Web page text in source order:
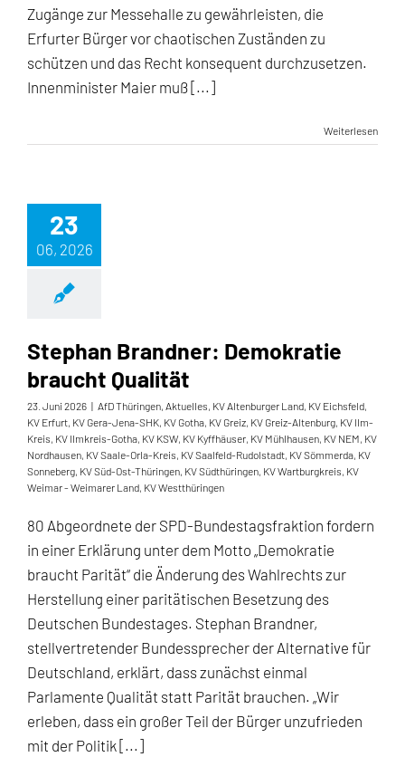
Zugänge zur Messehalle zu gewährleisten, die
Erfurter Bürger vor chaotischen Zuständen zu
schützen und das Recht konsequent durchzusetzen.
Innenminister Maier muß [...]
Weiterlesen
23
06, 2026
Stephan Brandner: Demokratie
braucht Qualität
23. Juni 2026 | AfD Thüringen, Aktuelles, KV Altenburger Land, KV Eichsfeld,
KV Erfurt, KV Gera-Jena-SHK, KV Gotha, KV Greiz, KV Greiz-Altenburg, KV Ilm-
Kreis, KV Ilmkreis-Gotha, KV KSW, KV Kyffhäuser, KV Mühlhausen, KV NEM, KV
Nordhausen, KV Saale-Orla-Kreis, KV Saalfeld-Rudolstadt, KV Sömmerda, KV
Sonneberg, KV Süd-Ost-Thüringen, KV Südthüringen, KV Wartburgkreis, KV
Weimar - Weimarer Land, KV Westthüringen
80 Abgeordnete der SPD-Bundestagsfraktion fordern
in einer Erklärung unter dem Motto „Demokratie
braucht Parität“ die Änderung des Wahlrechts zur
Herstellung einer paritätischen Besetzung des
Deutschen Bundestages. Stephan Brandner,
stellvertretender Bundessprecher der Alternative für
Deutschland, erklärt, dass zunächst einmal
Parlamente Qualität statt Parität brauchen. „Wir
erleben, dass ein großer Teil der Bürger unzufrieden
mit der Politik [...]